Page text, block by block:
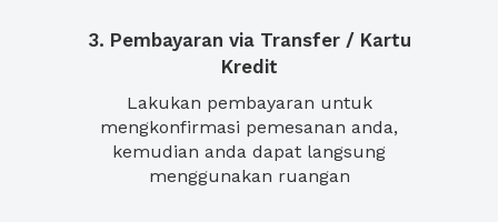
3. Pembayaran via Transfer / Kartu
Kredit
Lakukan pembayaran untuk
mengkonfirmasi pemesanan anda,
kemudian anda dapat langsung
menggunakan ruangan